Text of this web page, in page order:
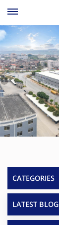
CATEGORIES
LATEST BLOG